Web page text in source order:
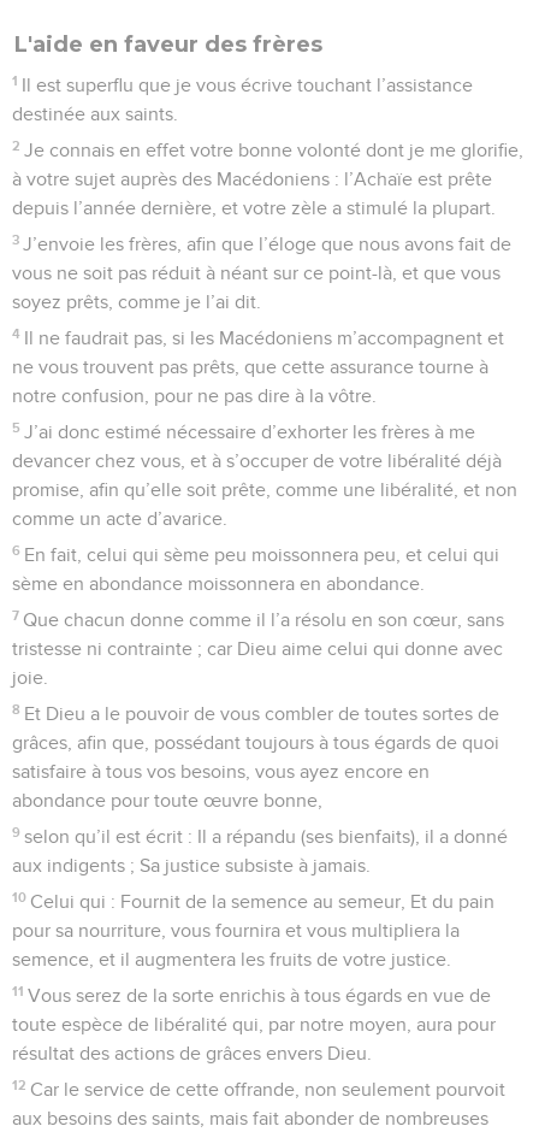
L'aide en faveur des frères
1 Il est superflu que je vous écrive touchant l’assistance
destinée aux saints.
2 Je connais en effet votre bonne volonté dont je me glorifie,
à votre sujet auprès des Macédoniens : l’Achaïe est prête
depuis l’année dernière, et votre zèle a stimulé la plupart.
3 J’envoie les frères, afin que l’éloge que nous avons fait de
vous ne soit pas réduit à néant sur ce point-là, et que vous
soyez prêts, comme je l’ai dit.
4 Il ne faudrait pas, si les Macédoniens m’accompagnent et
ne vous trouvent pas prêts, que cette assurance tourne à
notre confusion, pour ne pas dire à la vôtre.
5 J’ai donc estimé nécessaire d’exhorter les frères à me
devancer chez vous, et à s’occuper de votre libéralité déjà
promise, afin qu’elle soit prête, comme une libéralité, et non
comme un acte d’avarice.
6 En fait, celui qui sème peu moissonnera peu, et celui qui
sème en abondance moissonnera en abondance.
7 Que chacun donne comme il l’a résolu en son cœur, sans
tristesse ni contrainte ; car Dieu aime celui qui donne avec
joie.
8 Et Dieu a le pouvoir de vous combler de toutes sortes de
grâces, afin que, possédant toujours à tous égards de quoi
satisfaire à tous vos besoins, vous ayez encore en
abondance pour toute œuvre bonne,
9 selon qu’il est écrit : Il a répandu (ses bienfaits), il a donné
aux indigents ; Sa justice subsiste à jamais.
10 Celui qui : Fournit de la semence au semeur, Et du pain
pour sa nourriture, vous fournira et vous multipliera la
semence, et il augmentera les fruits de votre justice.
11 Vous serez de la sorte enrichis à tous égards en vue de
toute espèce de libéralité qui, par notre moyen, aura pour
résultat des actions de grâces envers Dieu.
12 Car le service de cette offrande, non seulement pourvoit
aux besoins des saints, mais fait abonder de nombreuses